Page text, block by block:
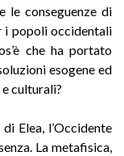
le conseguenze di
i popoli occidentali
che ha portato
esogene ed
culturali?
Elea, l’Occidente
La metafisica,